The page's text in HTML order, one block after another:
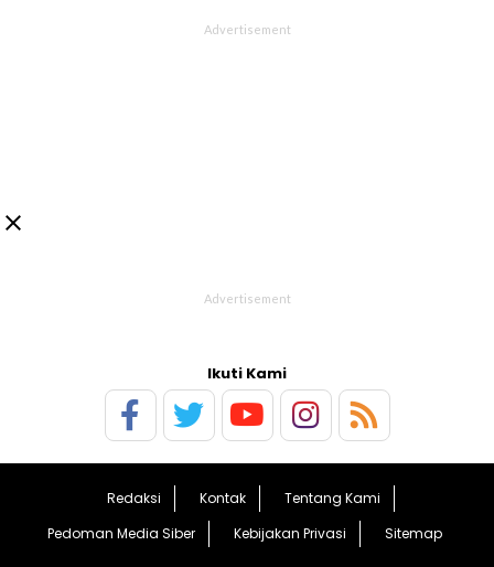

Ikuti Kami
Redaksi Kontak
Tentang Kami
Pedoman Media Siber
Kebijakan Privasi Sitemap